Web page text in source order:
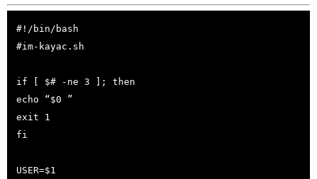
#!/bin/bash
#im-kayac.sh
if [ $# -ne 3 ]; then
echo “$0 ”
exit 1
fi
USER=$1